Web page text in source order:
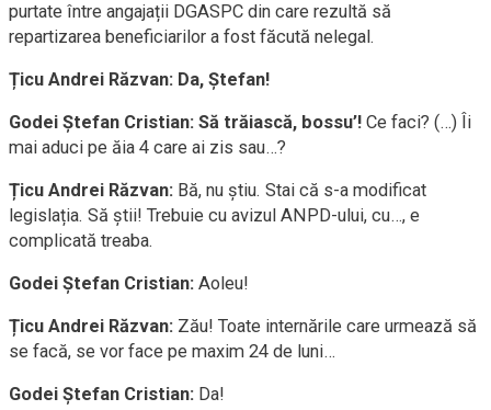
purtate între angajații DGASPC din care rezultă să
repartizarea beneficiarilor a fost făcută nelegal.
Țicu Andrei Răzvan: Da, Ștefan!
Godei Ștefan Cristian: Să trăiască, bossu’! Ce faci? (…) Îi
mai aduci pe ăia 4 care ai zis sau…?
Țicu Andrei Răzvan: Bă, nu știu. Stai că s-a modificat
legislația. Să știi! Trebuie cu avizul ANPD-ului, cu…, e
complicată treaba.
Godei Ștefan Cristian: Aoleu!
Țicu Andrei Răzvan: Zău! Toate internările care urmează să
se facă, se vor face pe maxim 24 de luni…
Godei Ștefan Cristian: Da!